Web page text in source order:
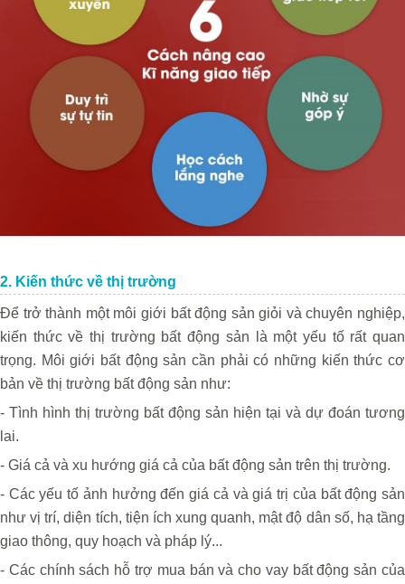
2. Kiến thức về thị trường
Để trở thành một môi giới bất động sản giỏi và chuyên nghiệp,
kiến thức về thị trường bất động sản là một yếu tố rất quan
trọng. Môi giới bất động sản cần phải có những kiến thức cơ
bản về thị trường bất động sản như:
- Tình hình thị trường bất động sản hiện tại và dự đoán tương
lai.
- Giá cả và xu hướng giá cả của bất động sản trên thị trường.
- Các yếu tố ảnh hưởng đến giá cả và giá trị của bất động sản
như vị trí, diện tích, tiện ích xung quanh, mật độ dân số, hạ tầng
giao thông, quy hoạch và pháp lý...
- Các chính sách hỗ trợ mua bán và cho vay bất động sản của